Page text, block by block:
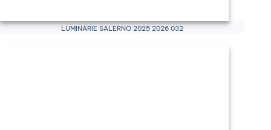
Luminarie Salerno 2025 2026 032